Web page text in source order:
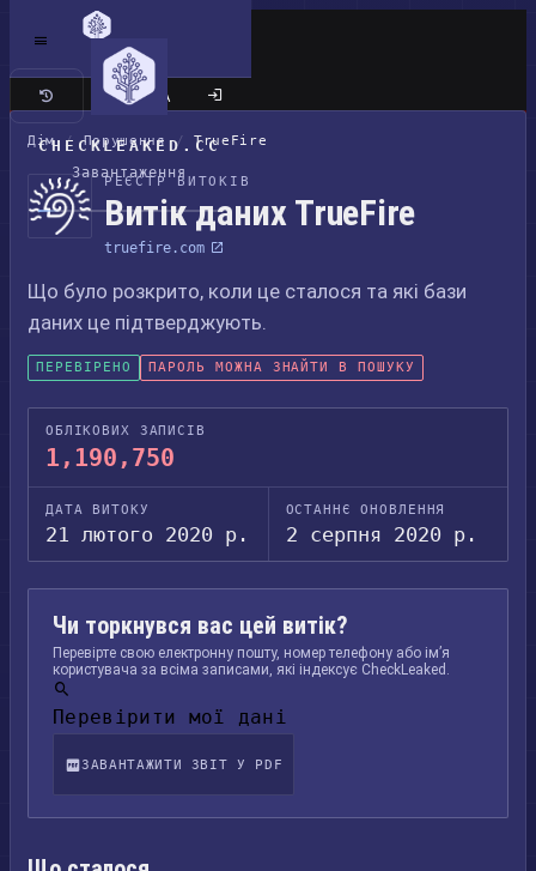
CHECKLEAKED.CC
Завантаження
Класичний сайт
Дім / Порушення / TrueFire
РЕЄСТР ВИТОКІВ
Витік даних TrueFire
truefire.com
Що було розкрито, коли це сталося та які бази
даних це підтверджують.
ПЕРЕВІРЕНО ПАРОЛЬ МОЖНА ЗНАЙТИ В ПОШУКУ
ОБЛІКОВИХ ЗАПИСІВ
1,190,750
ДАТА ВИТОКУ
21 лютого 2020 р.
ОСТАННЄ ОНОВЛЕННЯ
2 серпня 2020 р.
Чи торкнувся вас цей витік?
Перевірте свою електронну пошту, номер телефону або ім’я
користувача за всіма записами, які індексує CheckLeaked.
Перевірити мої дані
ЗАВАНТАЖИТИ ЗВІТ У PDF